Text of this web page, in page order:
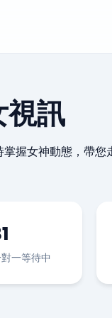
訊
握女神動態，帶您
一等待中